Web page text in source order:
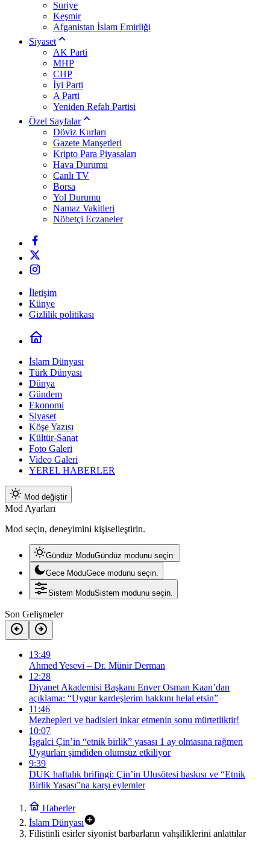
Suriye
Keşmir
Afganistan İslam Emirliği
Siyaset
AK Parti
MHP
CHP
İyi Parti
A Parti
Yeniden Refah Partisi
Özel Sayfalar
Döviz Kurları
Gazete Manşetleri
Kripto Para Piyasaları
Hava Durumu
Canlı TV
Borsa
Yol Durumu
Namaz Vakitleri
Nöbetçi Eczaneler
İletişim
Künye
Gizlilik politikası
İslam Dünyası
Türk Dünyası
Dünya
Gündem
Ekonomi
Siyaset
Köşe Yazısı
Kültür-Sanat
Foto Galeri
Video Galeri
YEREL HABERLER
Mod değiştir
Mod Ayarları
Mod seçin, deneyimini kişiselleştirin.
Gündüz ModuGündüz modunu seçin.
Gece ModuGece modunu seçin.
Sistem ModuSistem modunu seçin.
Son Gelişmeler
13:49
Ahmed Yesevi – Dr. Münir Derman
12:28
Diyanet Akademisi Başkanı Enver Osman Kaan’dan
açıklama: “Uygur kardeşlerim hakkını helal etsin”
11:46
Mezhepleri ve hadisleri inkar etmenin sonu mürtetliktir!
10:07
İşgalci Çin’in “etnik birlik” yasası 1 ay olmasına rağmen
Uygurları şimdiden olumsuz etkiliyor
9:39
DUK haftalık brifingi: Çin’in Ulusötesi baskısı ve “Etnik
Birlik Yasası”na karşı eylemler
Haberler
İslam Dünyası
Filistinli esirler siyonist barbarların vahşiliklerini anlattılar